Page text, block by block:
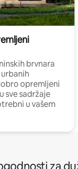
brvnara
opremljeni
sve sadržaje
u vašem